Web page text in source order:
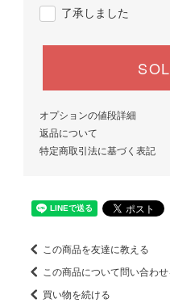
了承しました
オプションの値段詳細
返品について
特定商取引法に基づく表記
この商品を友達に教える
この商品について問い合わせ
買い物を続ける